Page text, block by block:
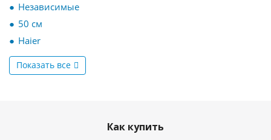
Независимые
50 см
Haier
Показать все
Как купить